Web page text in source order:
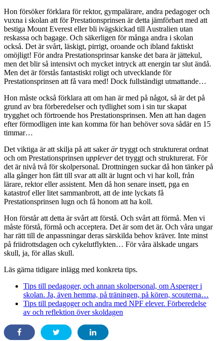
Hon försöker förklara för rektor, gympalärare, andra pedagoger och
vuxna i skolan att för Prestationsprinsen är detta jämförbart med att
bestiga Mount Everest eller bli ivägskickad till Australien utan
reskassa och bagage. Och säkerligen för många andra i skolan
också. Det är svårt, läskigt, pirrigt, oroande och ibland faktiskt
omöjligt! För andra Prestationsprinsar kanske det bara är jättekul,
men det blir så intensivt och mycket intryck att energin tar slut ändå.
Men det är förstås fantastiskt roligt och utvecklande för
Prestationsprinsen att få vara med! Dock fullständigt utmattande…
Hon måste också förklara att om han är med på något, så är det på
grund av bra förberedelser och tydlighet som i sin tur skapat
trygghet och förtroende hos Prestationsprinsen. Men att han dagen
efter förmodligen inte kan komma för han behöver sova sådär en 15
timmar…
Det viktiga är att skilja på att sakerärtryggt och strukturerat ordnat
och om Prestationsprinsen uppleverdet tryggt och strukturerat. För
det är nivå två för skolpersonal. Drottningen suckar då hon tänker på
alla gånger hon fått till svar att allt är lugnt och vi har koll, från
lärare, rektor eller assistent. Men då hon senare insett, pga en
katastrof eller litet sammanbrott, att de inte lyckats få
Prestationsprinsen lugn och få honom att ha koll.
Hon förstår att detta är svårt att förstå. Och svårt att förmå. Men vi
måste förstå, förmå och acceptera. Det är som det är. Och våra ungar
har rätt till de anpassningar deras särskilda behov kräver. Inte minst
på friidrottsdagen och cykelutflykten… För våra älskade ungars
skull, ja, för allas skull.
Läs gärna tidigare inlägg med konkreta tips.
Tips till pedagoger, och annan skolpersonal, om Asperger i
skolan. Ja, även hemma, på träningen, på kören, scouterna…
Tips till pedagoger och andra med NPF elever. Förberedelse
av och reflektion över skoldagen